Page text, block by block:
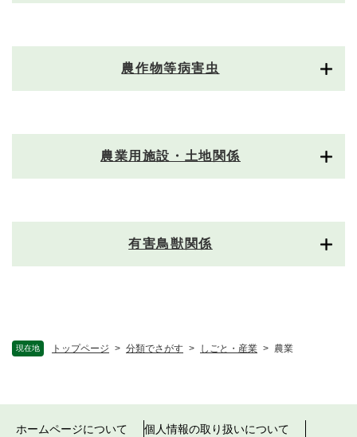
現在地 トップページ > 分類でさがす > しごと・産業 > 農業
農作物等病害虫
農業用施設・土地関係
有害鳥獣関係
ホームページについて
個人情報の取り扱いについて